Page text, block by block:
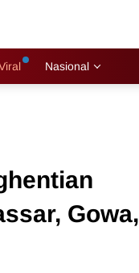
Nasional
Gowa,